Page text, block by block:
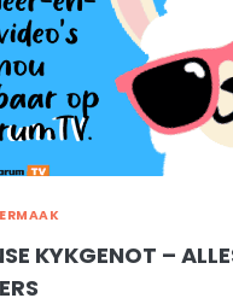
KYKGENOT –